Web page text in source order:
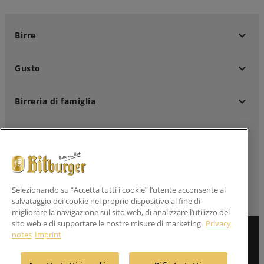
Birre keyboard_arrow_down
Gusto keyboard_arrow_down
Birreria di famiglia keyboard_arrow_down
keyboard_arrow_down
Seguici su
Dichiarazioni sulla privacy
Selezionando su “Accetta tutti i cookie” l’utente acconsente al
salvataggio dei cookie nel proprio dispositivo al fine di
migliorare la navigazione sul sito web, di analizzare l’utilizzo del
sito web e di supportare le nostre misure di marketing. Privacy
notes Imprint